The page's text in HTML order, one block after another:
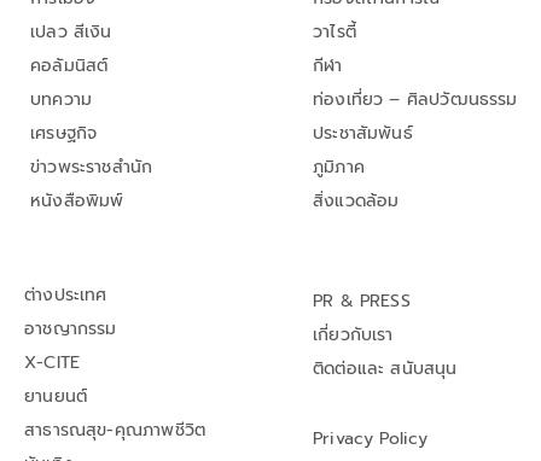
เปลว สีเงิน
คอลัมนิสต์
บทความ
เศรษฐกิจ
ข่าวพระราชสำนัก
หนังสือพิมพ์
วาไรตี้
กีฬา
ท่องเที่ยว – ศิลปวัฒนธรรม
ประชาสัมพันธ์
ภูมิภาค
สิ่งแวดล้อม
ต่างประเทศ
อาชญากรรม
X-CITE
ยานยนต์
สาธารณสุข-คุณภาพชีวิต
PR & PRESS
เกี่ยวกับเรา
ติดต่อและ สนับสนุน
Privacy Policy